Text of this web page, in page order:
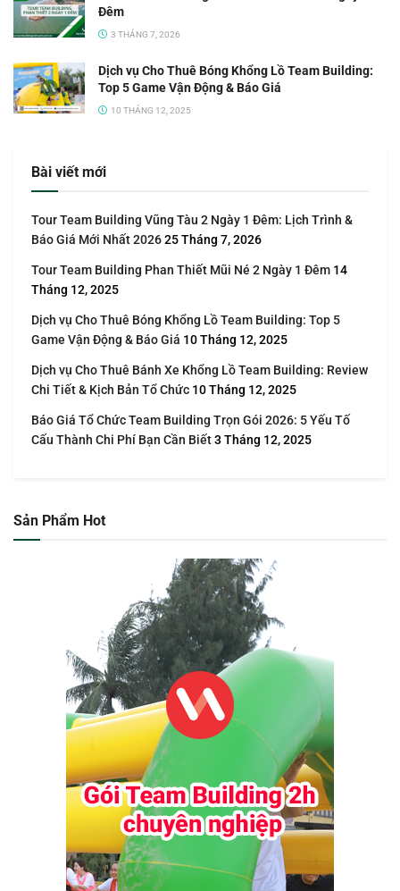
Đêm
3 THÁNG 7, 2026
Dịch vụ Cho Thuê Bóng Khổng Lồ Team Building:
Top 5 Game Vận Động & Báo Giá
10 THÁNG 12, 2025
Bài viết mới
Tour Team Building Vũng Tàu 2 Ngày 1 Đêm: Lịch Trình &
Báo Giá Mới Nhất 202625 Tháng 7, 2026
Tour Team Building Phan Thiết Mũi Né 2 Ngày 1 Đêm 14
Tháng 12, 2025
Dịch vụ Cho Thuê Bóng Khổng Lồ Team Building: Top 5
Game Vận Động & Báo Giá 10 Tháng 12, 2025
Dịch vụ Cho Thuê Bánh Xe Khổng Lồ Team Building: Review
Chi Tiết & Kịch Bản Tổ Chức 10 Tháng 12, 2025
Báo Giá Tổ Chức Team Building Trọn Gói 2026: 5 Yếu Tố
Cấu Thành Chi Phí Bạn Cần Biết3 Tháng 12, 2025
Sản Phẩm Hot